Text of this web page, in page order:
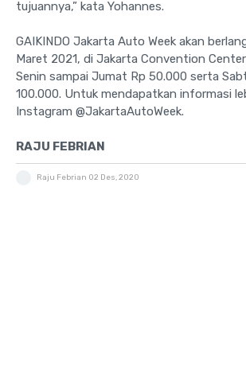
tujuannya,” kata Yohannes.
GAIKINDO Jakarta Auto Week akan
Maret 2021, di Jakarta Convention
Senin sampai Jumat Rp 50.000 serta
100.000. Untuk mendapatkan informasi
Instagram @JakartaAutoWeek.
RAJU FEBRIAN
Raju Febrian 02 Des, 2020